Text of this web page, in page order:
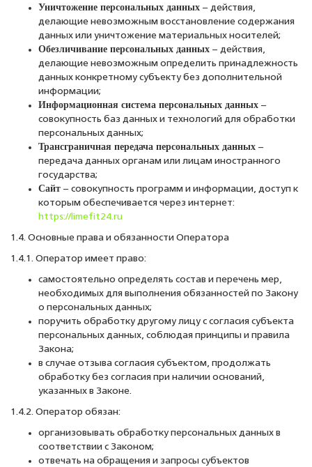
Уничтожение персональных данных – действия,
делающие невозможным восстановление содержания
данных или уничтожение материальных носителей;
Обезличивание персональных данных – действия,
делающие невозможным определить принадлежность
данных конкретному субъекту без дополнительной
информации;
Информационная система персональных данных –
совокупность баз данных и технологий для обработки
персональных данных;
Трансграничная передача персональных данных –
передача данных органам или лицам иностранного
государства;
Сайт – совокупность программ и информации, доступ к
которым обеспечивается через интернет:
https://limefit24.ru
1.4. Основные права и обязанности Оператора
1.4.1. Оператор имеет право:
самостоятельно определять состав и перечень мер,
необходимых для выполнения обязанностей по Закону
о персональных данных;
поручить обработку другому лицу с согласия субъекта
персональных данных, соблюдая принципы и правила
Закона;
в случае отзыва согласия субъектом, продолжать
обработку без согласия при наличии оснований,
указанных в Законе.
1.4.2. Оператор обязан:
организовывать обработку персональных данных в
соответствии с Законом;
отвечать на обращения и запросы субъектов